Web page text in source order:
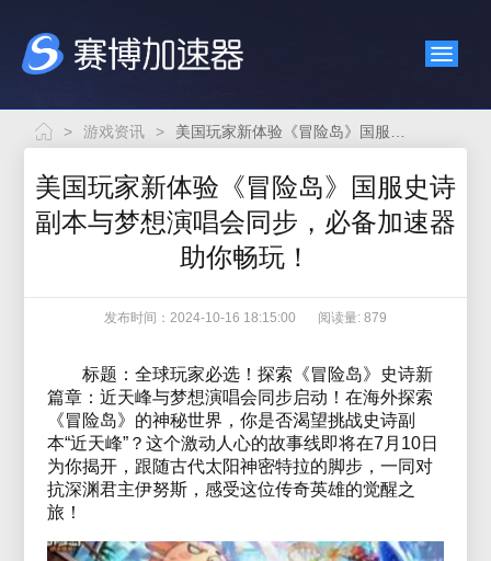
> 游戏资讯 >
美国玩家新体验《冒险岛》国服史诗
副本与梦想演唱会同步，必备加速器
助你畅玩！
发布时间：2024-10-16 18:15:00 阅读量: 879
标题：全球玩家必选！探索《冒险岛》史诗新
篇章：近天峰与梦想演唱会同步启动！在海外探索
《冒险岛》的神秘世界，你是否渴望挑战史诗副
本“近天峰”？这个激动人心的故事线即将在7月10日
为你揭开，跟随古代太阳神密特拉的脚步，一同对
抗深渊君主伊努斯，感受这位传奇英雄的觉醒之
旅！